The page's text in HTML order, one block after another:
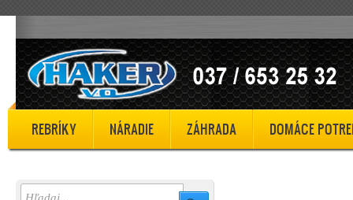
REBRÍKY NÁRADIE ZÁHRADA DOMÁCE